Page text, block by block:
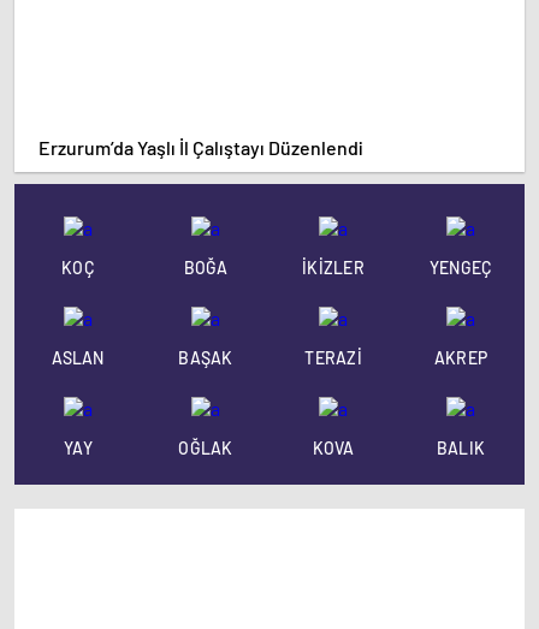
Erzurum’da Yaşlı İl Çalıştayı Düzenlendi
KOÇ BOĞA İKİZLER YENGEÇ
ASLAN BAŞAK TERAZİ AKREP
YAY OĞLAK KOVA BALIK